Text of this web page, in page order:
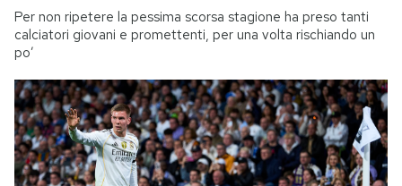
Per non ripetere la pessima scorsa stagione ha preso tanti
calciatori giovani e promettenti, per una volta rischiando un
po’